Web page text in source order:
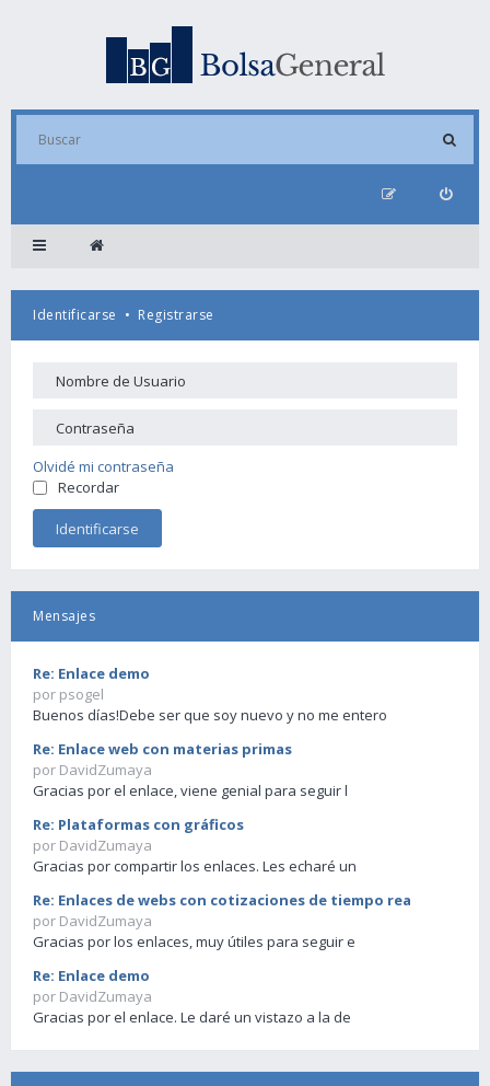
Identificarse • Registrarse
Olvidé mi contraseña
Recordar
Mensajes
Re: Enlace demo
por psogel
Buenos días!Debe ser que soy nuevo y no me entero
Re: Enlace web con materias primas
por DavidZumaya
Gracias por el enlace, viene genial para seguir l
Re: Plataformas con gráficos
por DavidZumaya
Gracias por compartir los enlaces. Les echaré un
Re: Enlaces de webs con cotizaciones de tiempo rea
por DavidZumaya
Gracias por los enlaces, muy útiles para seguir e
Re: Enlace demo
por DavidZumaya
Gracias por el enlace. Le daré un vistazo a la de